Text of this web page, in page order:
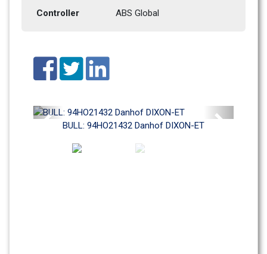
Controller
ABS Global
BULL: 94HO21432 Danhof DIXON-ET
Previous